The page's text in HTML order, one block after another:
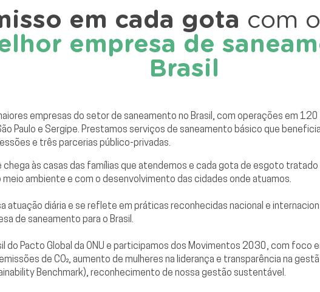
em cada gota com
empresa de
Brasil
empresas do setor de saneamento no Brasil, com operações em
Paulo e Sergipe. Prestamos serviços de saneamento básico que
e três parcerias público-privadas.
chega às casas das famílias que atendemos e cada gota de esgoto
ambiente e com o desenvolvimento das cidades onde atuamos.
atuação diária e se reflete em práticas reconhecidas nacional e
de saneamento para o Brasil.
do Pacto Global da ONU e participamos dos Movimentos 2030, com foco
de CO₂, aumento de mulheres na liderança e transparência na
Benchmark), reconhecimento de nossa gestão sustentável.